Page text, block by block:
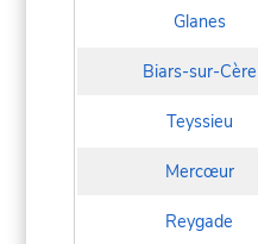
Glanes
Biars-sur-Cère
Teyssieu
Mercœur
Reygade